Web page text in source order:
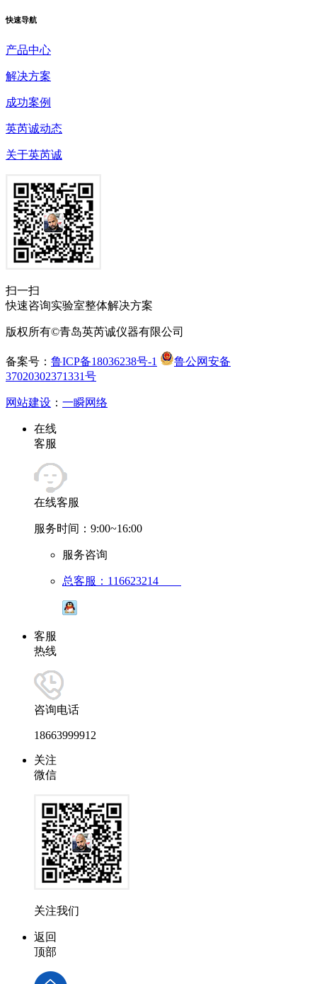
快速导航
产品中心
解决方案
成功案例
英芮诚动态
关于英芮诚
扫一扫
快速咨询实验室整体解决方案
版权所有©青岛英芮诚仪器有限公司
备案号： 鲁ICP备18036238号-1
鲁公网安备
37020302371331号
网站建设 ： 一瞬网络
在线
客服
在线客服
服务时间：9:00~16:00
服务咨询
总客服：116623214
客服
热线
咨询电话
18663999912
关注
微信
关注我们
返回
顶部